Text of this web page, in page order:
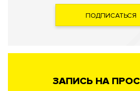
ПОДПИСАТЬСЯ
ЗАПИСЬ НА